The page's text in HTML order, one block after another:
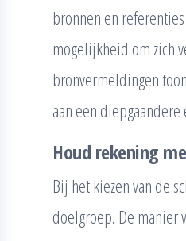
bronnen en
mogelijkheid om zich
bronvermeldingen
aan een
Houd rekening
Bij het kiezen van de
doelgroep. De manier